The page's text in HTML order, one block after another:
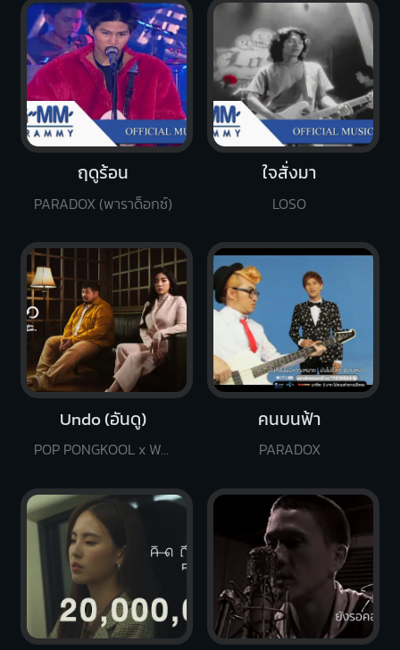
ฤดูร้อน
PARADOX (พาราด็อกซ์)
ใจสั่งมา
LOSO
Undo (อันดู)
POP PONGKOOL x WONDERFRAME
คนบนฟ้า
PARADOX